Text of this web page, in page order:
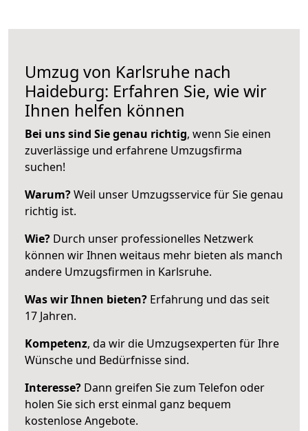
Umzug von Karlsruhe nach
Haideburg: Erfahren Sie, wie wir
Ihnen helfen können
Bei uns sind Sie genau richtig, wenn Sie einen
zuverlässige und erfahrene Umzugsfirma
suchen!
Warum?Weil unser Umzugsservice für Sie genau
richtig ist.
Wie? Durch unser professionelles Netzwerk
können wir Ihnen weitaus mehr bieten als manch
andere Umzugsfirmen in Karlsruhe.
Was wir Ihnen bieten? Erfahrung und das seit
17 Jahren.
Kompetenz, da wir die Umzugsexperten für Ihre
Wünsche und Bedürfnisse sind.
Interesse? Dann greifen Sie zum Telefon oder
holen Sie sich erst einmal ganz bequem
kostenlose Angebote.